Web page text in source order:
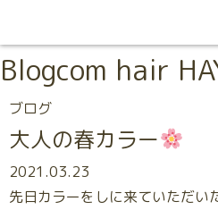
Blogcom hair
ブログ
大人の春カラー
2021.03.23
先日カラーをしに来ていただい